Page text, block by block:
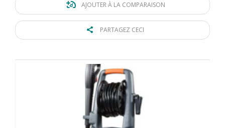
AJOUTER À LA COMPARAISON
PARTAGEZ CECI